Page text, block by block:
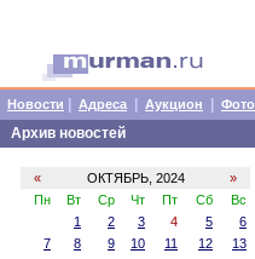
Новости Адреса Аукцион Фото
Архив новостей
« ОКТЯБРЬ, 2024
»
Пн
Вт Ср Чт Пт Сб
Вс
1
2 3 4 5
6
7
8 9 10 11 12
13